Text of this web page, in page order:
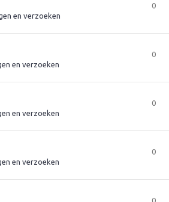
en verzoeken
0
en verzoeken
0
en verzoeken
0
en verzoeken
0